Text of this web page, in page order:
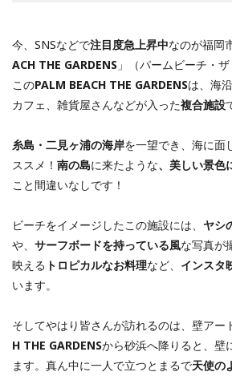
今、SNSなどで注目度急上昇中なのが福岡
ACH THE GARDENS 」（パームビーチ・
このPALM BEACH THE GARDENSは、海
カフェ、雑貨屋さんなどが入った複合施設
糸島・二見ヶ浦の海岸を一望でき、海に面
ススメ！ 南の島に来たような、美しい景色
こと間違いなしです！
ビーチをイメージしたこの施設には、 ヤシ
や、 サーフボードを持っている風な写真が
映える トロピカルなお料理など、 インスタ
います。
そしてやはり皆さんが訪れるのは、壁アー
H THE GARDENSから砂浜へ降りると、壁
ます。真ん中に一人で立つとまるで天使の